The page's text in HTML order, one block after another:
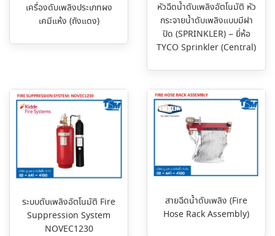
เครื่องดับเพลิงประเภทผง
เคมีแห้ง (ถังแดง)
หัวฉีดน้ำดับเพลิงอัตโนมัติ หัว
กระจายน้ำดับเพลิงแบบมีฝา
ปิด (SPRINKLER) – ยี่ห้อ
TYCO Sprinkler (Central)
ระบบดับเพลิงอัตโนมัติ Fire
Suppression System
NOVEC1230
สายฉีดน้ำดับเพลิง (Fire
Hose Rack Assembly)